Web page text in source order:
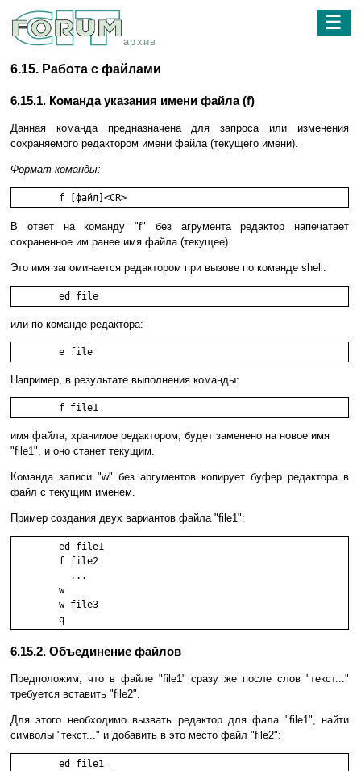
архив
☰
6.15. Работа с файлами
6.15.1. Команда указания имени файла (f)
Данная команда предназначена для запроса или изменения
сохраняемого редактором имени файла (текущего имени).
Формат команды:
	f [файл]<CR>
В ответ на команду "f" без агрумента редактор напечатает
сохраненное им ранее имя файла (текущее).
Это имя запоминается редактором при вызове по команде shell:
	ed file
или по команде редактора:
	e file
Например, в результате выполнения команды:
	f file1
имя файла, хранимое редактором, будет заменено на новое имя
"file1", и оно станет текущим.
Команда записи "w" без аргументов копирует буфер редактора в
файл с текущим именем.
Пример создания двух вариантов файла "file1":
        ed file1
        f file2
          ...
        w
        w file3
        q
6.15.2. Объединение файлов
Предположим, что в файле "file1" сразу же после слов "текст..."
требуется вставить "file2".
Для этого необходимо вызвать редактор для фала "file1", найти
символы "текст..." и добавить в это место файл "file2":
        ed file1